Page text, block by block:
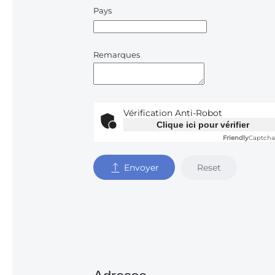
Pays
Remarques
Vérification Anti-Robot
Clique ici pour vérifier
Friendly
Envoyer Reset